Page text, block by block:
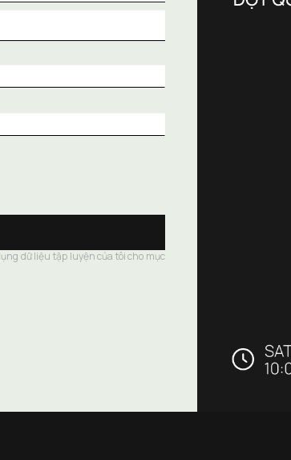
dữ liệu tập luyện của tôi cho mục